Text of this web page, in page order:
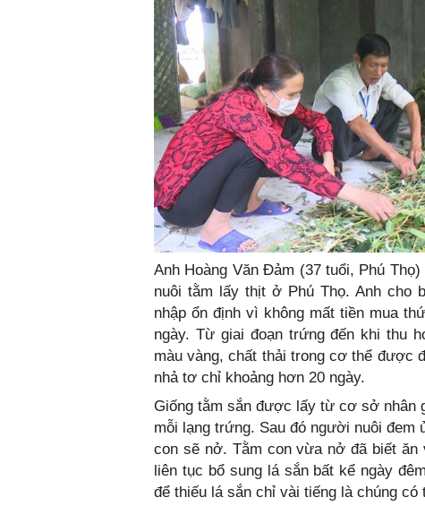
Anh Hoàng Văn Đảm (37 tuổi, Phú
nuôi tằm lấy thịt ở Phú Thọ. Anh cho
nhập ổn định vì không mất tiền mua
ngày. Từ giai đoạn trứng đến khi thu
màu vàng, chất thải trong cơ thể được
nhả tơ chỉ khoảng hơn 20 ngày.
Giống tằm sắn được lấy từ cơ sở nhân
mỗi lạng trứng. Sau đó người nuôi đem
con sẽ nở. Tằm con vừa nở đã biết ăn
liên tục bổ sung lá sắn bất kể ngày
để thiếu lá sắn chỉ vài tiếng là chúng có